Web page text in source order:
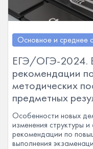
Основное и среднее
ЕГЭ/ОГЭ-2024.
рекомендации
методических
предметных
Особенности новых
изменения
рекомендации по
выполнения